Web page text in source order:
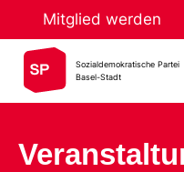
Mitglied werden
Sozialdemokratische Partei
Basel-Stadt